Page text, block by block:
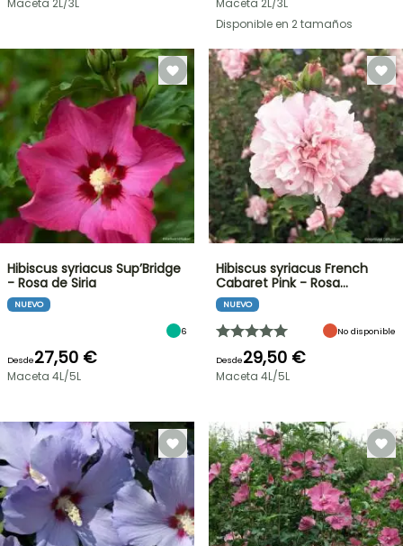
Maceta 2L/3L
Maceta 2L/3L
Disponible en 2 tamaños
Hibiscus syriacus Sup’Bridge
- Rosa de Siria
NUEVO
6
Desde27,50 €
Maceta 4L/5L
Hibiscus syriacus French
Cabaret Pink - Rosa…
NUEVO
No disponible
Desde29,50 €
Maceta 4L/5L